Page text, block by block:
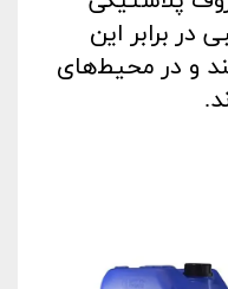
برابر این
و در محیط‌های
.